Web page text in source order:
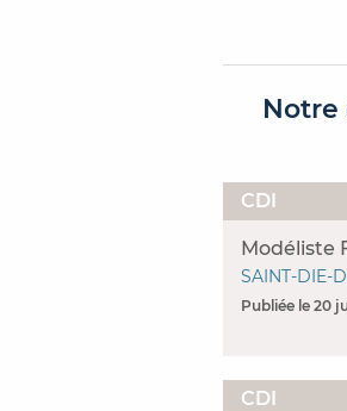
Notre
CDI
Modéliste
SAINT-DIE-
Publiée le 20
CDI